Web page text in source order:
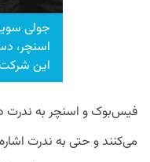
جولی
اسنچر،
این شرکت
فیس‌بوک و اسنچر به ندرت
می‌کنند و حتی به ندرت